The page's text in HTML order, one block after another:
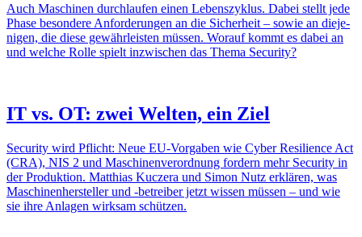
Auch Maschinen durch­laufen einen Lebens­zy­klus. Dabei stellt jede
Phase beson­dere Anfor­de­rungen an die Sicher­heit – sowie an dieje­
nigen, die diese gewähr­leisten müssen. Worauf kommt es dabei an
und welche Rolle spielt inzwi­schen das Thema Security?
IT vs. OT: zwei Welten, ein Ziel
Security wird Pflicht: Neue EU-Vorgaben wie Cyber Resi­li­ence Act
(CRA), NIS 2 und Maschi­nen­ver­ord­nung fordern mehr Security in
der Produk­tion. Matthias Kuczera und Simon Nutz erklären, was
Maschi­nen­her­steller und ‑betreiber jetzt wissen müssen – und wie
sie ihre Anlagen wirksam schützen.